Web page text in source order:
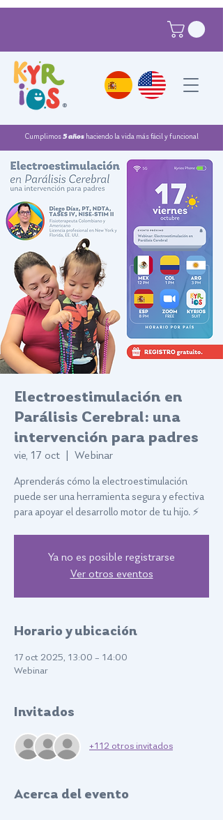
Cumplimos5 añoshaciendo la vida más fácil y funcional
®
Electroestimulación en
Parálisis Cerebral: una
intervención para padres
vie, 17 oct Webinar
Aprenderás cómo la electroestimulación
puede ser una herramienta segura y efectiva
para apoyar el desarrollo motor de tu hijo. ⚡
Ya no es posible registrarse
Ver otros eventos
Horario y ubicación
17 oct 2025, 13:00 – 14:00
Webinar
Invitados
+112 otros invitados
Acerca del evento